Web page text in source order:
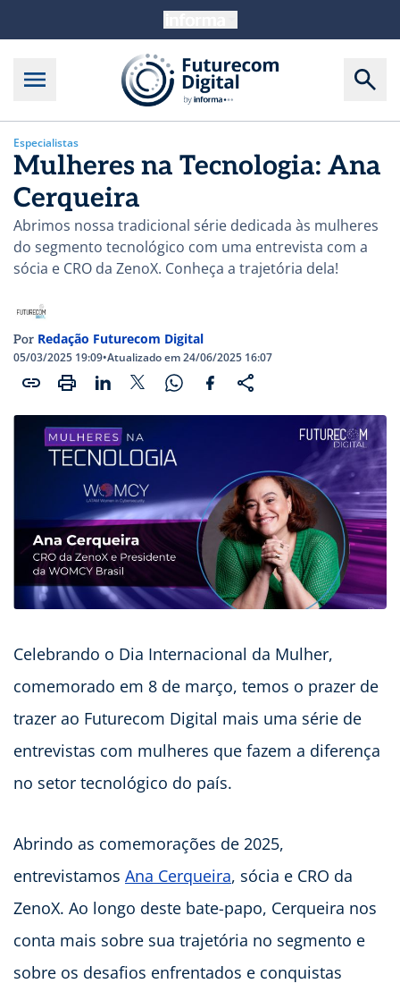
Especialistas
Mulheres na Tecnologia: Ana
Cerqueira
Abrimos nossa tradicional série dedicada às mulheres
do segmento tecnológico com uma entrevista com a
sócia e CRO da ZenoX. Conheça a trajetória dela!
Por Redação Futurecom Digital
05/03/2025 19:09•Atualizado em 24/06/2025 16:07
Celebrando o Dia Internacional da Mulher,
comemorado em 8 de março, temos o prazer de
trazer ao Futurecom Digital mais uma série de
entrevistas com mulheres que fazem a diferença
no setor tecnológico do país.
Abrindo as comemorações de 2025,
entrevistamos Ana Cerqueira, sócia e CRO da
ZenoX. Ao longo deste bate-papo, Cerqueira nos
conta mais sobre sua trajetória no segmento e
sobre os desafios enfrentados e conquistas